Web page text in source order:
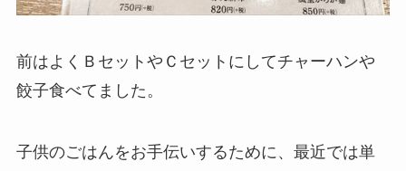
前はよくＢセットやＣセットにしてチャーハンや
餃子食べてました。
子供のごはんをお手伝いするために、最近では単